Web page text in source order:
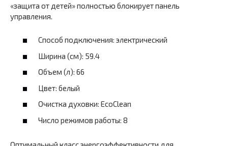
«защита от детей» полностью блокирует панель
управления.
Способ подключения: электрический
Ширина (см): 59.4
Объем (л): 66
Цвет: белый
Очистка духовки: EcoClean
Число режимов работы: 8